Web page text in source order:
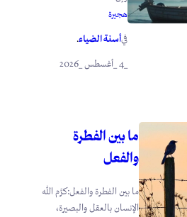
هجيرة
فيأسنة الضياء.
_4 _أغسطس _2026
ما بين الفطرة
والفعل
ما بين الفطرة والفعل:كرَّم الله
الإنسان بالعقل والبصيرة،